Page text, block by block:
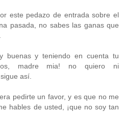
este pedazo de entrada sobre el
pasada, no sabes las ganas que
buenas y teniendo en cuenta tu
madre mia! no quiero ni
así.
pedirte un favor, y es que no me
hables de usted, ¡que no soy tan